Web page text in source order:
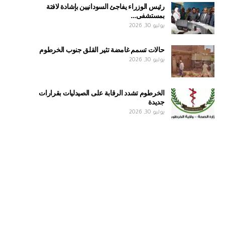
رئيس الوزراء يفاجئ السودانيين بإشادة لافتة
بمستشفى…
يوليو 30, 2026
حالات تسمم غامضة تثير القلق جنوب الخرطوم
يوليو 30, 2026
الخرطوم تشدد الرقابة على الصيدليات بقرارات
جديدة
يوليو 30, 2026